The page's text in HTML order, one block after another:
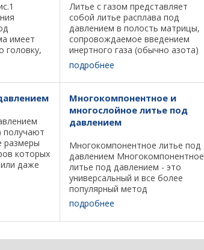
имеет
головку,
по
Литье с газом представляет
собой литье расплава под
давлением в полость матрицы,
сопровождаемое введением
инертного газа (обычно азота)
в центр расплава через
форсунку, центральный литник,
разводящих каналов или прямо
в полость матрицы. Сжатый газ
...
подробнее
получают
размеры
которых
даже
...
Многокомпонентное и
многослойное литье под
давлением
Многокомпонентное литье под
давлением Многокомпонентное
литье под давлением - это
универсальный и все более
популярный метод
производства многоцветных
изделий или изделий из
нескольких видов пластмасс за
затратах. Упрощенно ...
подробнее